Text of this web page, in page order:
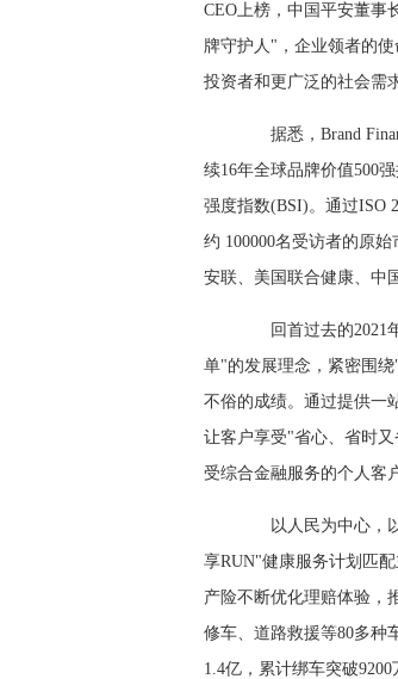
CEO上榜，中国平安董事
牌守护人"，企业领者的
投资者和更广泛的社会需
据悉，Brand
续16年全球品牌价值500
强度指数(BSI)。通过ISO
约 100000名受访者的原
安联、美国联合健康、中
回首过去的2021年
单"的发展理念，紧密围
不俗的成绩。通过提供一
让客户享受"省心、省时
受综合金融服务的个人客
以人民为中心，以
享RUN"健康服务计划匹
产险不断优化理赔体验，
修车、道路救援等80多种
1.4亿，累计绑车突破